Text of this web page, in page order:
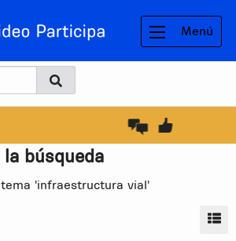
Menú
BUSCAR
búsqueda
'infraestructura vial'